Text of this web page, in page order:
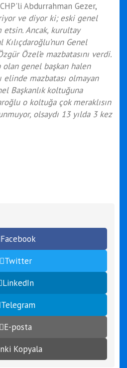
Abdurrahman Gezer,
ve diyor ki; eski genel
etsin. Ancak, kurultay
Kılıçdaroğlu’nun Genel
Özel’e mazbatasını verdi.
olan genel başkan halen
elinde mazbatası olmayan
Başkanlık koltuğuna
o koltuğa çok meraklısın
olsaydı 13 yılda 3 kez
Facebook
Twitter
LinkedIn
Telegram
E-posta
Kopyala